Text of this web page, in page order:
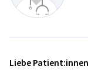
Liebe